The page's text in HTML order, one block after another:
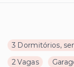
3 Dormitórios,
2 Vagas